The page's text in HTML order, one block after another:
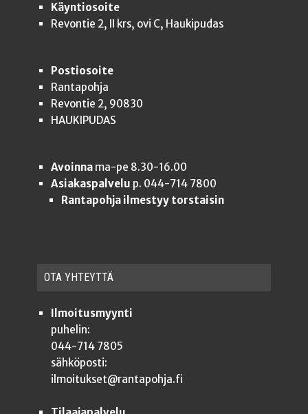
Käyntiosoite
Revontie 2, II krs, ovi C, Haukipudas
Postiosoite
Rantapohja
Revontie 2, 90830
HAUKIPUDAS
Avoinnama-pe 8.30-16.00
Asiakaspalvelu p. 044-714 7800
Rantapohja ilmestyy torstaisin
OTA YHTEYT­TÄ
Ilmoitusmyynti
puhelin:
044-714 7805
sähköposti:
ilmoitukset@rantapohja.fi